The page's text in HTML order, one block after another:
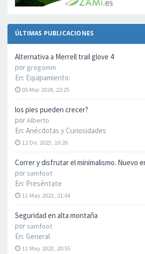
ÚLTIMAS PUBLICACIONES
Alternativa a Merrell trail glove 4
por gregomm
En: Equipamiento:
05 Mar 2024, 22:25
los pies pueden crecer?
porAlberto
En: Anécdotas y Curiosidades
12 Dic 2023, 10:26
Correr y disfrutar el minimalismo. Nuevo
por samfoot
En: Preséntate
11 May 2023, 21:04
Seguridad en alta montaña
por samfoot
En: General
11 May 2023, 20:55